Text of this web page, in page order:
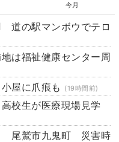
今月
道の駅マンボウでテロ
は福祉健康センター周
屋に爪痕も (19時間前)
校生が医療現場見学
尾鷲市九鬼町 災害時